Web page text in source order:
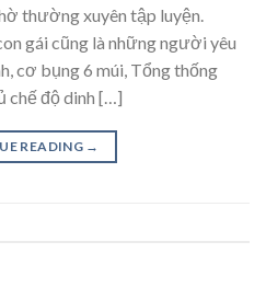
thường xuyên tập luyện.
gái cũng là những người yêu
cơ bụng 6 múi, Tổng thống
chế độ dinh […]
READING →